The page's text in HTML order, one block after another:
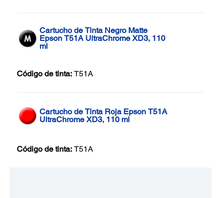
Cartucho de Tinta Negro Matte
Epson T51A UltraChrome XD3, 110
ml
Código de tinta: T51A
Cartucho de Tinta Roja Epson T51A
UltraChrome XD3, 110 ml
Código de tinta: T51A